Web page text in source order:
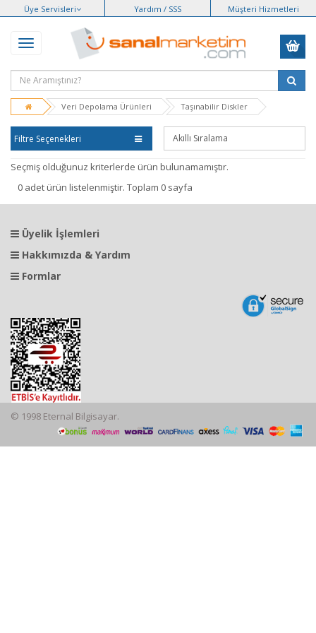
Üye Servisleri Yardım / SSS Müşteri Hizmetleri
Veri Depolama Ürünleri Taşınabilir Diskler
Filtre Seçenekleri
Seçmiş olduğunuz kriterlerde ürün bulunamamıştır.
0 adet ürün listelenmiştir. Toplam 0 sayfa
Üyelik İşlemleri
Hakkımızda & Yardım
Formlar
© 1998 Eternal Bilgisayar.